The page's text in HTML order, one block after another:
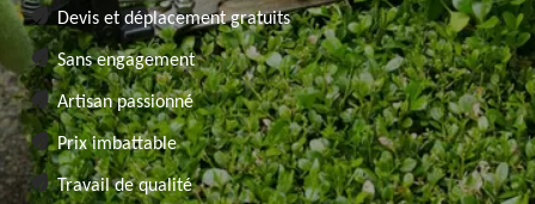
Devis et déplacement gratuits
Sans engagement
Artisan passionné
Prix imbattable
Travail de qualité